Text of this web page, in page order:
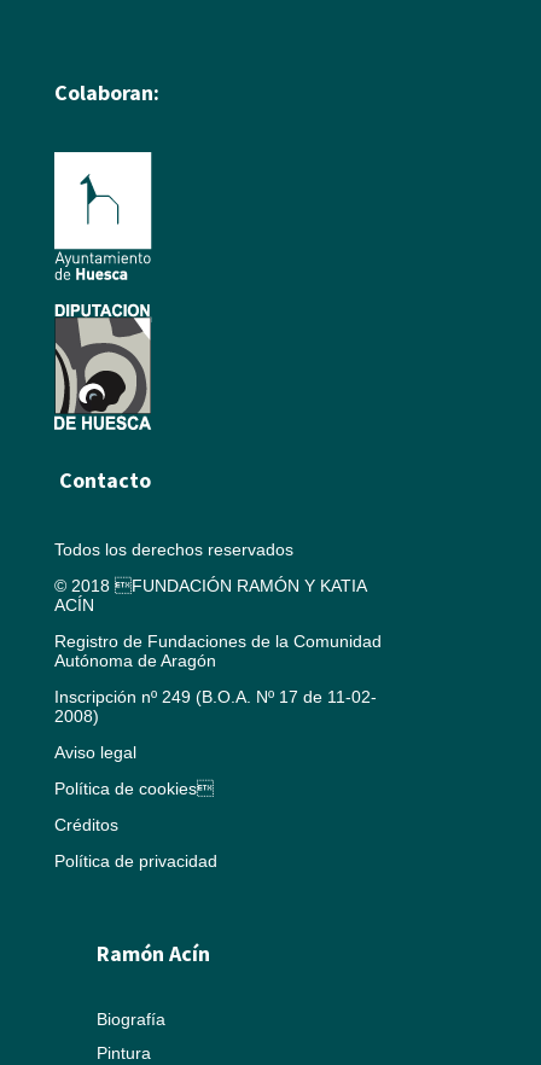
Colaboran:
Contacto
Todos los derechos reservados
© 2018 FUNDACIÓN RAMÓN Y KATIA
ACÍN
Registro de Fundaciones de la Comunidad
Autónoma de Aragón
Inscripción nº 249 (B.O.A. Nº 17 de 11-02-
2008)
Aviso legal
Política de cookies
Créditos
Política de privacidad
Ramón Acín
Biografía
Pintura